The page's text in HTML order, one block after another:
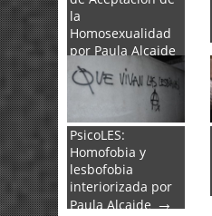
la
Homosexualidad
por Paula Alcaide
→
PsicoLES:
Homofobia y
lesbofobia
interiorizada por
Paula Alcaide→